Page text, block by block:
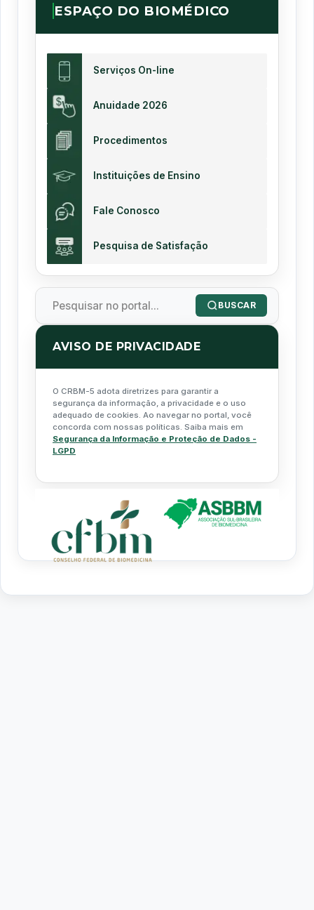
ESPAÇO DO BIOMÉDICO
Serviços On-line
Anuidade 2026
Procedimentos
Instituições de Ensino
Fale Conosco
Pesquisa de Satisfação
BUSCAR
AVISO DE PRIVACIDADE
O CRBM-5 adota diretrizes para garantir a
segurança da informação, a privacidade e o uso
adequado de cookies. Ao navegar no portal, você
concorda com nossas políticas. Saiba mais em
Segurança da Informação e Proteção de Dados -
LGPD